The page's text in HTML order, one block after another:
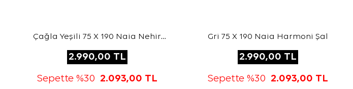
Çağla Yeşili 75 X 190 Naia Nehir
2.990,00 TL
Sepette %30 2.093,00 TL
Gri 75 X 190 Naia Harmoni Şal
2.990,00 TL
Sepette %30 2.093,00 TL